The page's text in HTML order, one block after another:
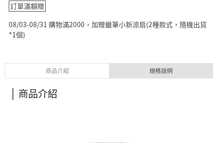
訂單滿額贈
08/03-08/31 購物滿2000，加贈蠟筆小新涼扇(2種款式，隨機出貨
*1個)
商品介紹 規格說明
商品介紹